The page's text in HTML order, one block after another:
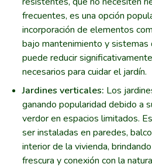
frecuentes, es una opción
incorporación de elementos
bajo mantenimiento y
puede reducir
necesarios para cuidar el jardín.
Jardines verticales: Los
ganando popularidad debido a
verdor en espacios limitados.
ser instaladas en paredes,
interior de la vivienda,
frescura y conexión con la